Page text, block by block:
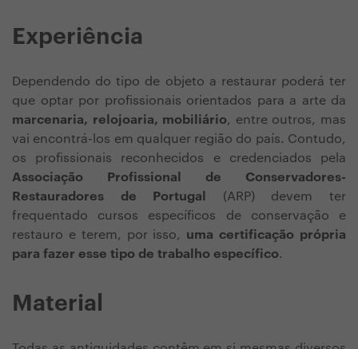
Experiência
Dependendo do tipo de objeto a restaurar poderá ter
que optar por profissionais orientados para a arte da
marcenaria, relojoaria, mobiliário, entre outros, mas
vai encontrá-los em qualquer região do país. Contudo,
os profissionais reconhecidos e credenciados pela
Associação Profissional de Conservadores-
Restauradores de Portugal
(ARP) devem ter
frequentado cursos específicos de conservação e
restauro e terem, por isso, uma certificação própria
para fazer esse tipo de trabalho específico.
Material